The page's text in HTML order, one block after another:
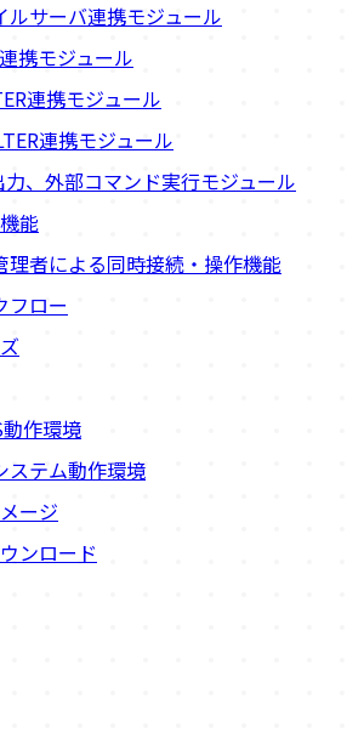
ルサーバ連携モジュール
携モジュール
連携モジュール
連携モジュール
力、外部コマンド実行モジュール
能
理者による同時接続・操作機能
フロー
作環境
ステム動作環境
ージ
ンロード